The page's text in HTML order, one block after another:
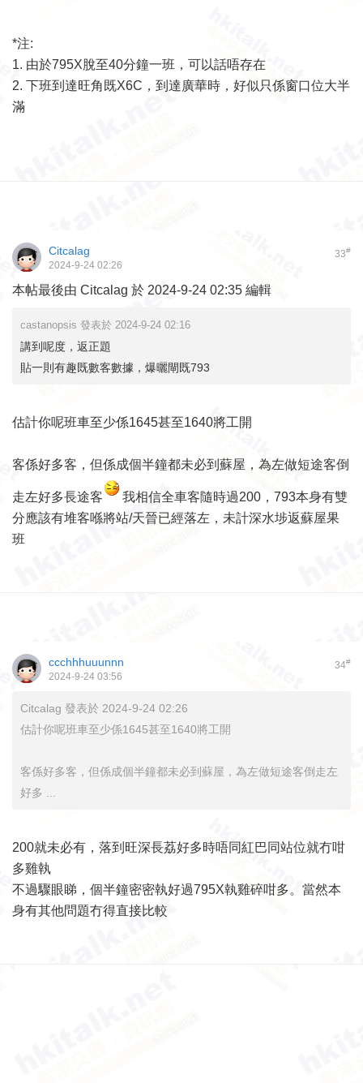
*注:
1. 由於795X脫至40分鐘一班，可以話唔存在
2. 下班到達旺角既X6C，到達廣華時，好似只係窗口位大半
滿
33#
Citcalag
2024-9-24 02:26
本帖最後由 Citcalag 於 2024-9-24 02:35 編輯
castanopsis 發表於 2024-9-24 02:16
講到呢度，返正題
貼一則有趣既數客數據，爆曬閘既793
估計你呢班車至少係1645甚至1640將工開
客係好多客，但係成個半鐘都未必到蘇屋，為左做短途客倒
走左好多長途客
我相信全車客隨時過200，793本身有雙
分應該有堆客喺將站/天晉已經落左，未計深水埗返蘇屋果
班
34#
ccchhhuuunnn
2024-9-24 03:56
Citcalag 發表於 2024-9-24 02:26
估計你呢班車至少係1645甚至1640將工開
客係好多客，但係成個半鐘都未必到蘇屋，為左做短途客倒走左
好多 ...
200就未必有，落到旺深長荔好多時唔同紅巴同站位就冇咁
多雞執
不過驟眼睇，個半鐘密密執好過795X執雞碎咁多。當然本
身有其他問題冇得直接比較